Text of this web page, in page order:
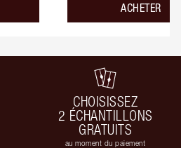
ACHETER
CHOISISSEZ
2 ÉCHANTILLONS
GRATUITS
au moment du paiement